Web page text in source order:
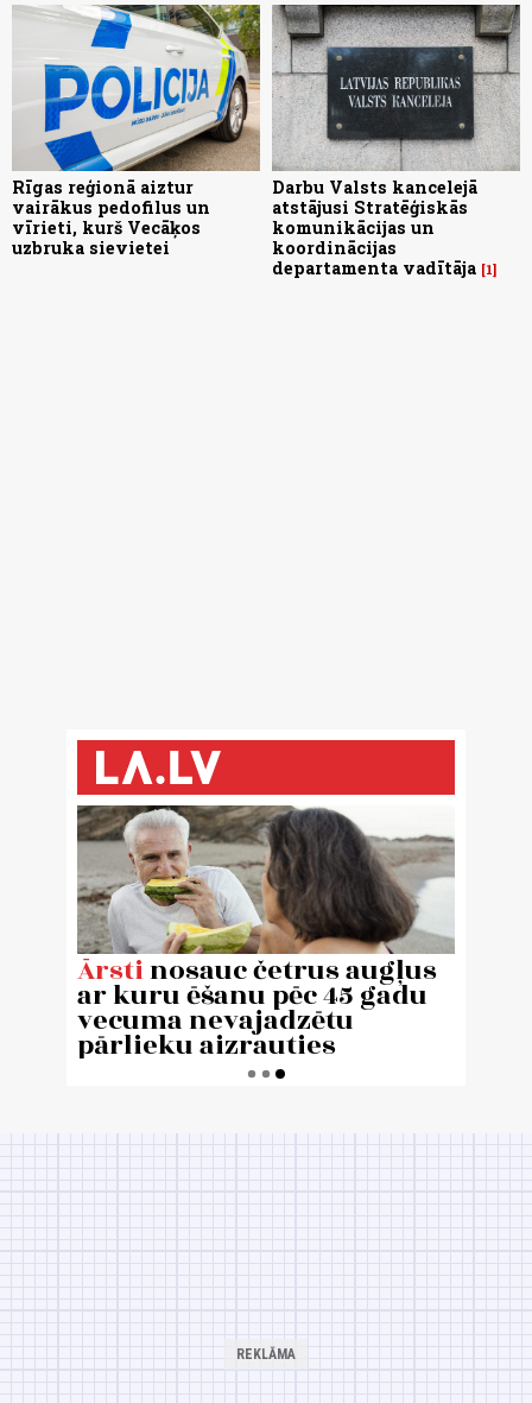
Rīgas reģionā aiztur
vairākus pedofilus un
vīrieti, kurš Vecāķos
uzbruka sievietei
Darbu Valsts kancelejā
atstājusi Stratēģiskās
komunikācijas un
koordinācijas
departamenta vadītāja 1